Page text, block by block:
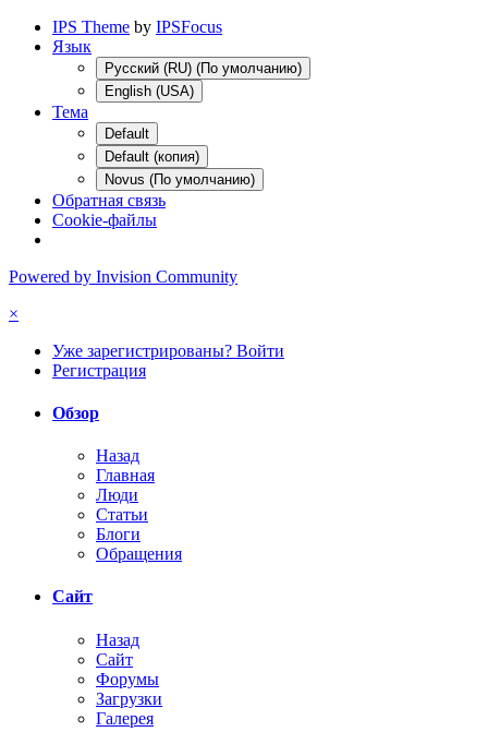
IPS Theme by IPSFocus
Язык
Русский (RU) (По умолчанию)
English (USA)
Тема
Default
Default (копия)
Novus (По умолчанию)
Обратная связь
Cookie-файлы
Powered by Invision Community
×
Уже зарегистрированы? Войти
Регистрация
Обзор
Назад
Главная
Люди
Статьи
Блоги
Обращения
Сайт
Назад
Сайт
Форумы
Загрузки
Галерея